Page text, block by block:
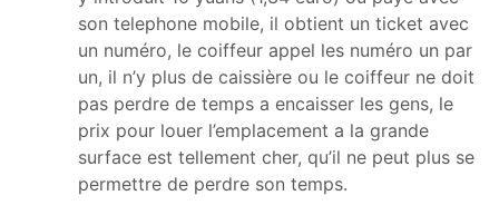
son telephone mobile, il obtient un ticket avec
un numéro, le coiffeur appel les numéro un par
un, il n’y plus de caissière ou le coiffeur ne doit
pas perdre de temps a encaisser les gens, le
prix pour louer l’emplacement a la grande
surface est tellement cher, qu’il ne peut plus se
permettre de perdre son temps.